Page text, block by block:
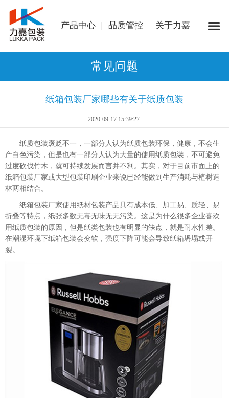
产品中心 品质管控 关于力嘉
常见问题
纸箱包装厂家哪些有关于纸质包装
2020-09-17 15:39:27
纸质包装褒贬不一，一部分人认为纸质包装环保，健康，不会生
产白色污染，但是也有一部分人认为大量的使用纸质包装，不可避免
过度砍伐竹木，就可持续发展而言并不利。其实，对于目前市面上的
纸箱包装厂家或大型包装印刷企业来说已经能做到生产消耗与植树造
林两相结合。
纸箱包装厂家使用纸材包装产品具有成本低、加工易、质轻、易
折叠等特点，纸张多数无毒无味无无污染。这是为什么很多企业喜欢
用纸质包装的原因，但是纸类包装也有明显的缺点，就是耐水性差。
在潮湿环境下纸箱包装会变软，强度下降可能会导致纸箱坍塌或开
裂。